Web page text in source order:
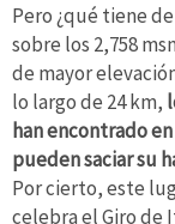
Pero ¿qué tiene
sobre los 2,758
de mayor
lo largo de 24 km,
han encontrado
pueden saciar su
Por cierto, este
celebra el Giro de